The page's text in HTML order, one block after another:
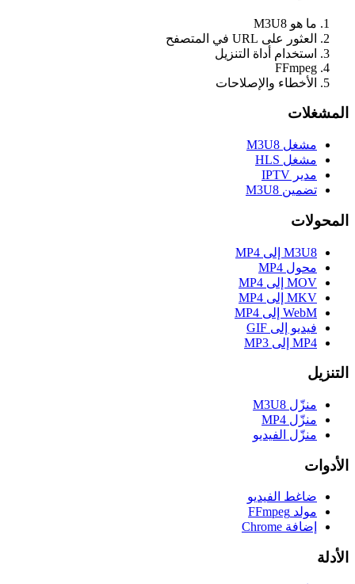
ما هو M3U8
العثور على URL في المتصفح
استخدام أداة التنزيل
FFmpeg
الأخطاء والإصلاحات
المشغلات
مشغل M3U8
مشغل HLS
مدير IPTV
تضمين M3U8
المحولات
M3U8 إلى MP4
محول MP4
MOV إلى MP4
MKV إلى MP4
WebM إلى MP4
فيديو إلى GIF
MP4 إلى MP3
التنزيل
منزّل M3U8
منزّل MP4
منزّل الفيديو
الأدوات
ضاغط الفيديو
مولد FFmpeg
إضافة Chrome
الأدلة